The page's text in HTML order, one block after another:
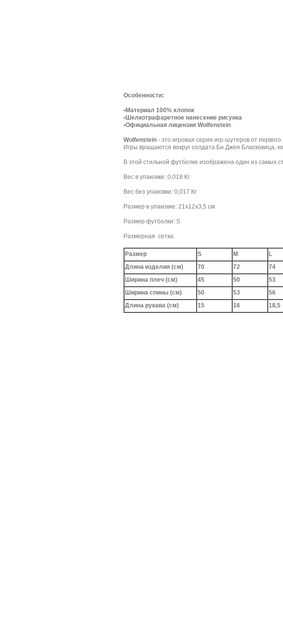
Особенности:
•Материал 100% хлопок
•Шелкотрафаретное нанесение рисунка
•Официальная лицензия Wolfenstein
Wolfenstein - это игровая серия игр-шутеров от первого
Игры вращаются вокруг солдата Би Джея Бласковица,
В этой стильной футболке изображена один из самых
Вес в упаковке: 0.018 Кг
Вес без упаковки: 0,017 Кг
Размер в упаковке: 21х12х3,5 см
Размер футболки: S
Размерная сетка:
Размер S M L
Длина изделия (см)
70 72 74
Ширина плеч (см)
45 50 53
Ширина спины (см)
50 53 56
Длина рукава (см)
15 16 18,5